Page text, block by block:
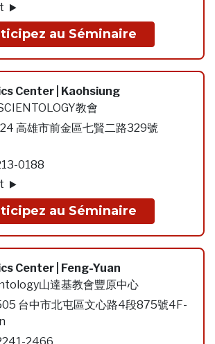
au Séminaire
Center | Kaohsiung
教會
高雄市前金區七賢二路329號
0188
au Séminaire
Center | Feng-Yuan
山達基教會豐原中心
台中市北屯區文心路4段875號4F-